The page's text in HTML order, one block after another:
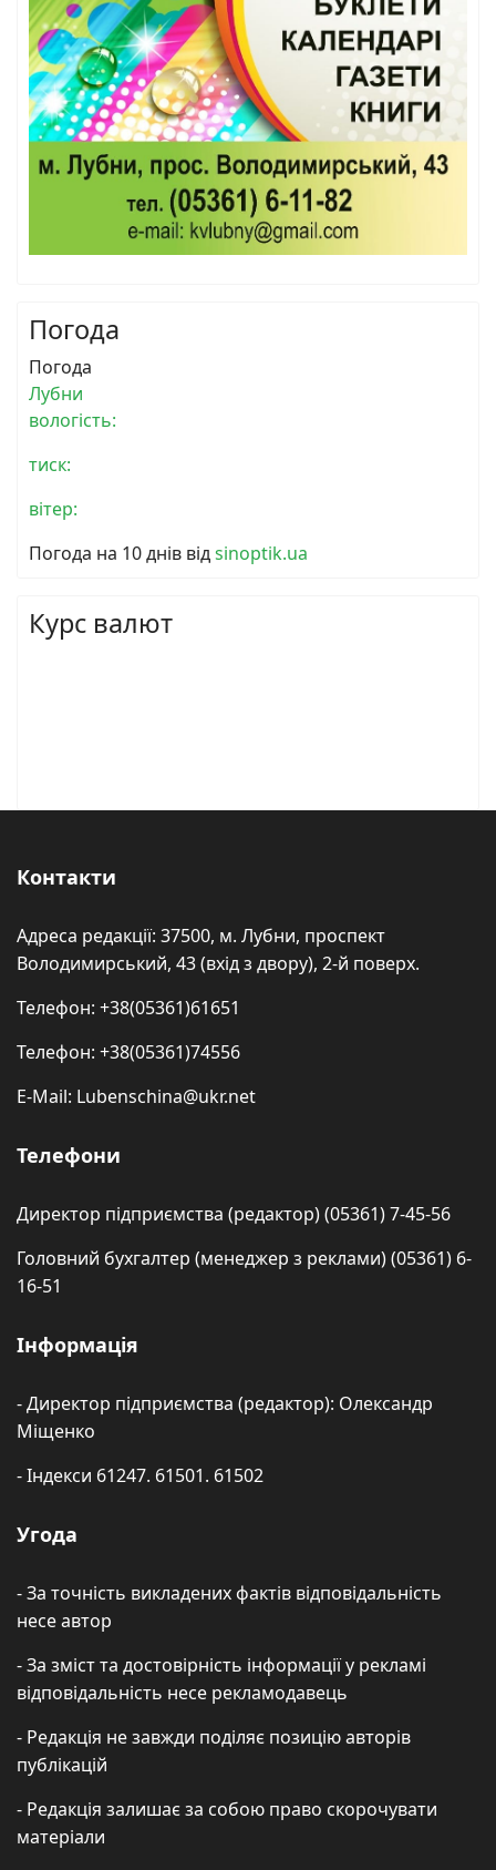
Погода
Погода
Лубни
вологість:
тиск:
вітер:
Погода на 10 днів відsinoptik.ua
Курс валют
Контакти
Адреса редакції: 37500, м. Лубни, проспект
Володимирський, 43 (вхід з двору), 2-й поверх.
Телефон: +38(05361)61651
Телефон: +38(05361)74556
E-Mail: Lubenschina@ukr.net
Телефони
Директор підприємства (редактор) (05361) 7-45-56
Головний бухгалтер (менеджер з реклами) (05361) 6-
16-51
Інформація
- Директор підприємства (редактор): Олександр
Міщенко
- Індекси 61247. 61501. 61502
Угода
- За точність викладених фактів відповідальність
несе автор
- За зміст та достовірність інформації у рекламі
відповідальність несе рекламодавець
- Редакція не завжди поділяє позицію авторів
публікацій
- Редакція залишає за собою право скорочувати
матеріали